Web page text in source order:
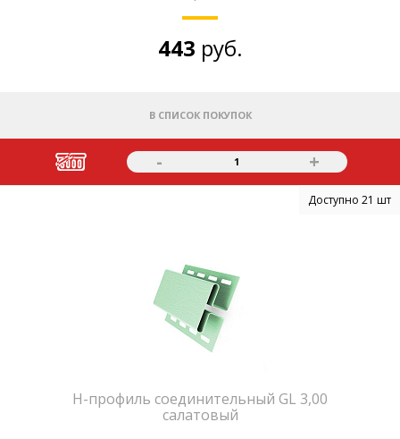
443 руб.
В СПИСОК ПОКУПОК
- 1 +
Доступно 21 шт
H-профиль соединительный GL 3,00
салатовый